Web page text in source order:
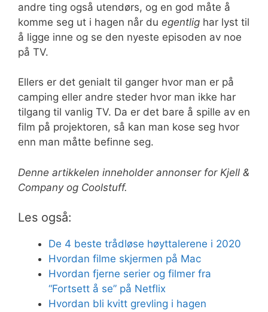
andre ting også utendørs, og en god måte å
komme seg ut i hagen når du egentlig har lyst til
å ligge inne og se den nyeste episoden av noe
på TV.
Ellers er det genialt til ganger hvor man er på
camping eller andre steder hvor man ikke har
tilgang til vanlig TV. Da er det bare å spille av en
film på projektoren, så kan man kose seg hvor
enn man måtte befinne seg.
Denne artikkelen inneholder annonser for Kjell &
Company og Coolstuff.
Les også:
De 4 beste trådløse høyttalerene i 2020
Hvordan filme skjermen på Mac
Hvordan fjerne serier og filmer fra
“Fortsett å se” på Netflix
Hvordan bli kvitt grevling i hagen